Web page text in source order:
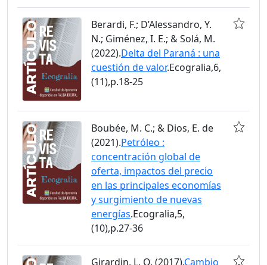
Berardi, F.; D’Alessandro, Y.
N.; Giménez, I. E.; & Solá, M.
(2022).Delta del Paraná : una
cuestión de valor.Ecogralia,6,
(11),p.18-25
Boubée, M. C.; & Dios, E. de
(2021).Petróleo :
concentración global de
oferta, impactos del precio
en las principales economías
y surgimiento de nuevas
energías.Ecogralia,5,
(10),p.27-36
Girardin, L. O. (2017).Cambio